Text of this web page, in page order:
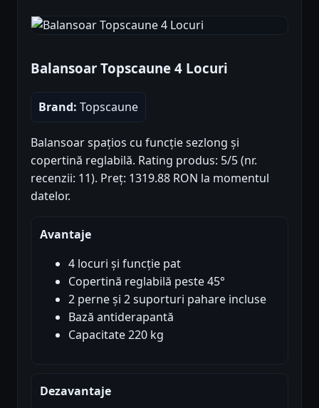
Balansoar Topscaune 4 Locuri
Brand: Topscaune
Balansoar spațios cu funcție sezlong și
copertină reglabilă. Rating produs: 5/5 (nr.
recenzii: 11). Preț: 1319.88 RON la momentul
datelor.
Avantaje
4 locuri și funcție pat
Copertină reglabilă peste 45°
2 perne și 2 suporturi pahare incluse
Bază antiderapantă
Capacitate 220 kg
Dezavantaje